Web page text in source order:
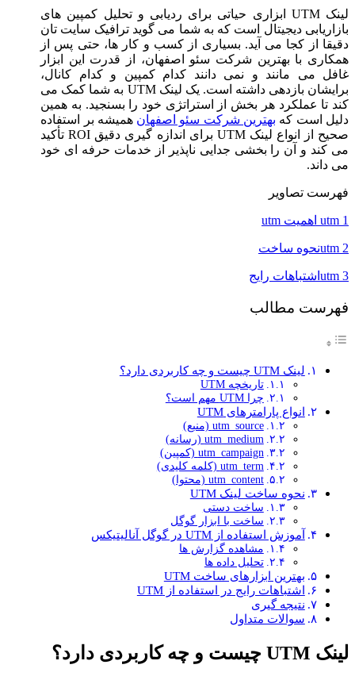
لینک UTM ابزاری حیاتی برای ردیابی و تحلیل کمپین های
بازاریابی دیجیتال است که به شما می گوید ترافیک سایت تان
دقیقا از کجا می آید. بسیاری از کسب و کار ها، حتی پس از
همکاری با بهترین شرکت سئو اصفهان، از قدرت این ابزار
غافل می مانند و نمی دانند کدام کمپین و کدام کانال،
برایشان بازدهی داشته است. یک لینک UTM به شما کمک می
کند تا عملکرد هر بخش از استراتژی خود را بسنجید. به همین
دلیل است که بهترین شرکت سئو اصفهان همیشه بر استفاده
صحیح از انواع لینک UTM برای اندازه گیری دقیق ROI تأکید
می کند و آن را بخشی جدایی ناپذیر از خدمات حرفه ای خود
می داند.
فهرست تصاویر
utm 1 اهمیت utm
utm 2نحوه ساخت
utm 3اشتباهات رایج
فهرست مطالب
لینک UTM چیست و چه کاربردی دارد؟
تاریخچه UTM
چرا UTM مهم است؟
انواع پارامترهای UTM
utm_source (منبع)
utm_medium (رسانه)
utm_campaign (کمپین)
utm_term (کلمه کلیدی)
utm_content (محتوا)
نحوه ساخت لینک UTM
ساخت دستی
ساخت با ابزار گوگل
آموزش استفاده از UTM در گوگل آنالیتیکس
مشاهده گزارش ها
تحلیل داده ها
بهترین ابزارهای ساخت UTM
اشتباهات رایج در استفاده از UTM
نتیجه گیری
سوالات متداول
لینک UTM چیست و چه کاربردی دارد؟